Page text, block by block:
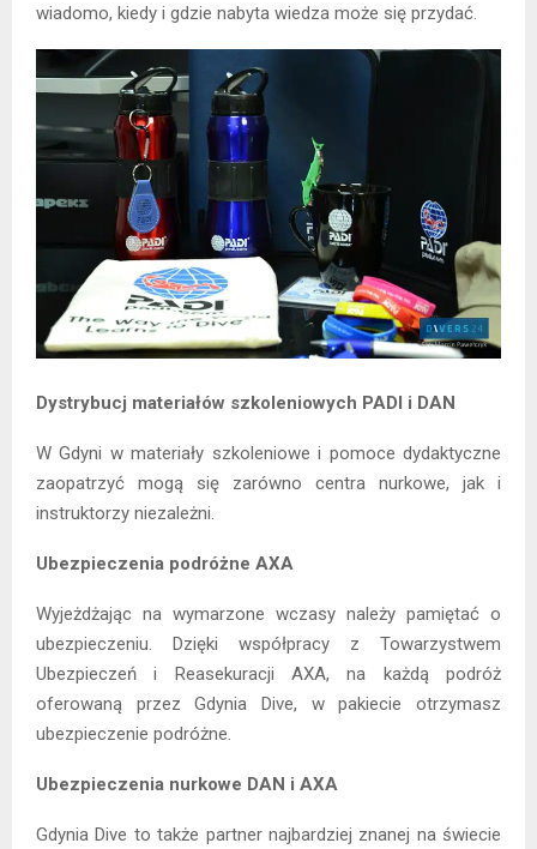
wiadomo, kiedy i gdzie nabyta wiedza może się przydać.
Dystrybucj materiałów szkoleniowych PADI i DAN
W Gdyni w materiały szkoleniowe i pomoce dydaktyczne
zaopatrzyć mogą się zarówno centra nurkowe, jak i
instruktorzy niezależni.
Ubezpieczenia podróżne AXA
Wyjeżdżając na wymarzone wczasy należy pamiętać o
ubezpieczeniu. Dzięki współpracy z Towarzystwem
Ubezpieczeń i Reasekuracji AXA, na każdą podróż
oferowaną przez Gdynia Dive, w pakiecie otrzymasz
ubezpieczenie podróżne.
Ubezpieczenia nurkowe DAN i AXA
Gdynia Dive to także partner najbardziej znanej na świecie